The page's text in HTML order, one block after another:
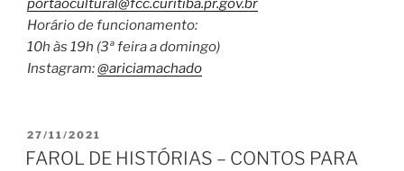
portaocultural@fcc.curitiba.pr.gov.br
Horário de funcionamento:
10h às 19h (3ª feira a domingo)
Instagram:@ariciamachado
PUBLICADO
EM
27/11/2021
FAROL DE HISTÓRIAS – CONTOS PARA